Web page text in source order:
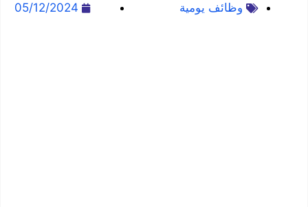
وظائف يومية 05/12/2024